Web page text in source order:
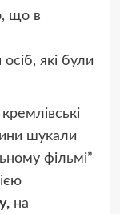
що в
які були
шукали
фільмі”
на